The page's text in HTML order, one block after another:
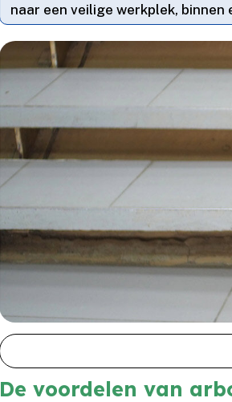
naar een veilige werkplek,
De voordelen van